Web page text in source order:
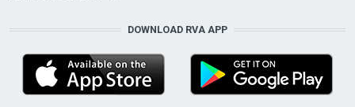
DOWNLOAD RVA APP